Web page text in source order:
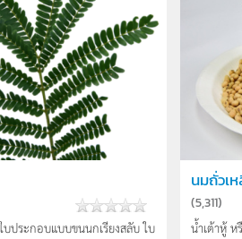
บประกอบแบบขนนกเรียงสลับ ใบ
นมถั่วเ
(5,311)
น้ำเต้าหู้ ห